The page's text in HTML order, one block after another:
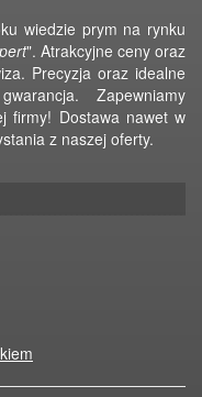
wiedzie prym na rynku
". Atrakcyjne ceny oraz
Precyzja oraz idealne
Zapewniamy
firmy! Dostawa nawet w
z naszej oferty.